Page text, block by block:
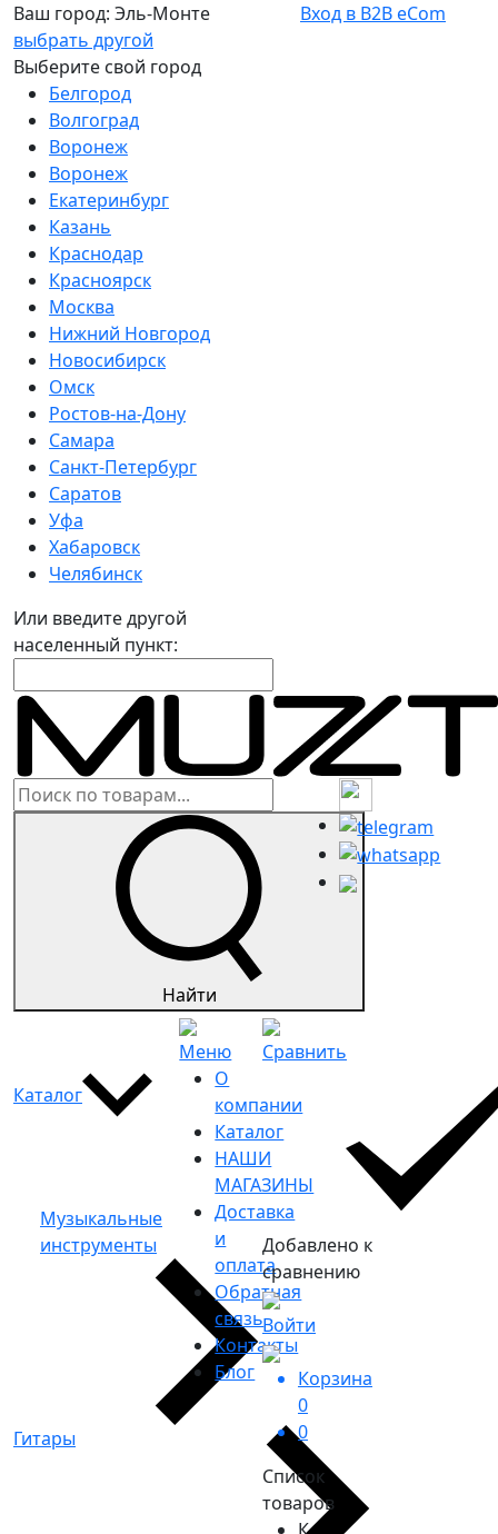
Ваш город: Эль-Монте
выбрать другой
Выберите свой город
Белгород
Волгоград
Воронеж
Воронеж
Екатеринбург
Казань
Краснодар
Красноярск
Москва
Нижний Новгород
Новосибирск
Омск
Ростов-на-Дону
Самара
Санкт-Петербург
Саратов
Уфа
Хабаровск
Челябинск
Или введите другой
населенный пункт:
Вход в B2B eCom
Найти
Каталог
Музыкальные
инструменты
Гитары
Меню
О
компании
Каталог
НАШИ
МАГАЗИНЫ
Доставка
и
оплата
Обратная
связь
Контакты
Блог
Сравнить
Добавлено к
сравнению
Войти
Корзина
0
0
Список
товаров